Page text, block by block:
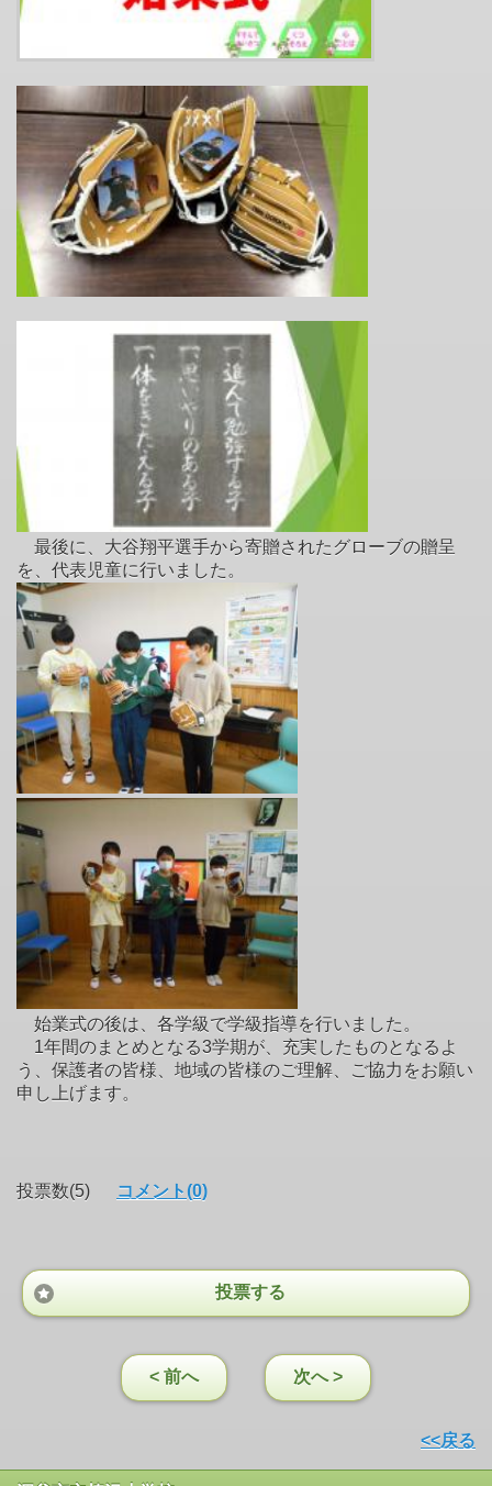
最後に、大谷翔平選手から寄贈されたグローブの贈呈
を、代表児童に行いました。
始業式の後は、各学級で学級指導を行いました。
1年間のまとめとなる3学期が、充実したものとなるよ
う、保護者の皆様、地域の皆様のご理解、ご協力をお願い
申し上げます。
投票数(5) コメント(0)
投票する
< 前へ 次へ >
<<戻る